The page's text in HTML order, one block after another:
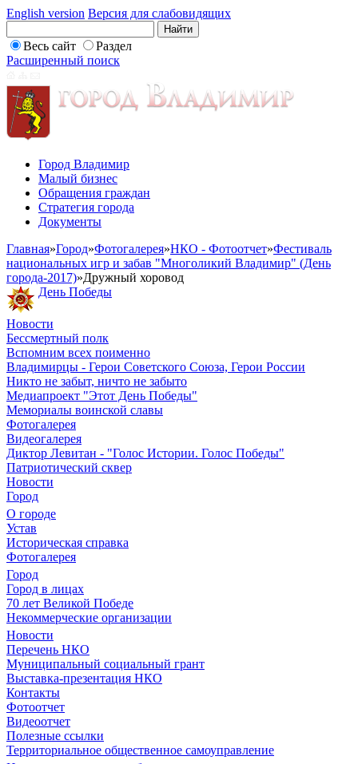
English version Версия для слабовидящих
Весь сайт
Раздел
Расширенный поиск
Город Владимир
Малый бизнес
Обращения граждан
Стратегия города
Документы
Главная»Город»Фотогалерея»НКО - Фотоотчет»Фестиваль
национальных игр и забав "Многоликий Владимир" (День
города-2017)»Дружный хоровод
День Победы
Новости
Бессмертный полк
Вспомним всех поименно
Владимирцы - Герои Советского Союза, Герои России
Никто не забыт, ничто не забыто
Медиапроект "Этот День Победы"
Мемориалы воинской славы
Фотогалерея
Видеогалерея
Диктор Левитан - "Голос Истории. Голос Победы"
Патриотический сквер
Новости
Город
О городе
Устав
Историческая справка
Фотогалерея
Город
Город в лицах
70 лет Великой Победе
Некоммерческие организации
Новости
Перечень НКО
Муниципальный социальный грант
Выставка-презентация НКО
Контакты
Фотоотчет
Видеоотчет
Полезные ссылки
Территориальное общественное самоуправление